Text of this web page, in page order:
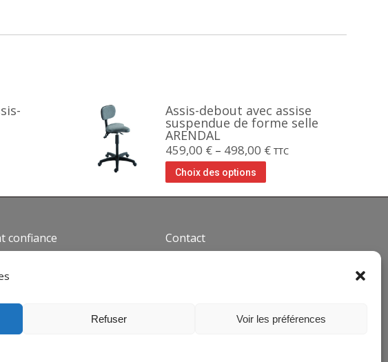
Refuser Voir les préférences
Assis-debout avec assise
suspendue de forme selle
ARENDAL
459,00 €– 498,00 € TTC
Choix des options
confiance Contact
28 Avenue Maréchal de Lattre